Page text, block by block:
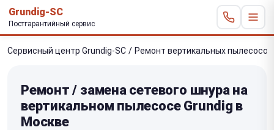
Grundig-SC
Постгарантийный сервис
Сервисный центр Grundig-SC / Ремонт вертикальных пылесосов
Ремонт / замена сетевого шнура на
вертикальном пылесосе Grundig в
Москве